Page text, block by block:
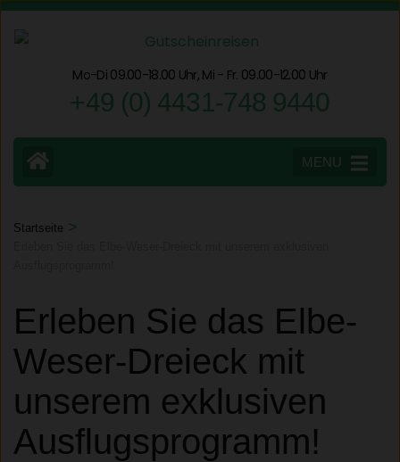
Zum
Inhalt
(Eingabetaste
Mo-Di 09.00-18.00 Uhr, Mi - Fr. 09.00-12.00 Uhr
+49 (0) 4431-748 9440
MENU
Startseite >
Erleben Sie das Elbe-
Weser-Dreieck mit
unserem exklusiven
Ausflugsprogramm!